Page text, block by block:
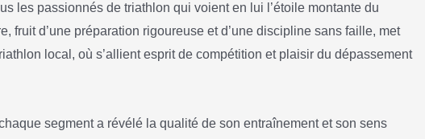
les passionnés de triathlon qui voient en lui l’étoile montante du
fruit d’une préparation rigoureuse et d’une discipline sans faille, met
local, où s’allient esprit de compétition et plaisir du dépassement
segment a révélé la qualité de son entraînement et son sens